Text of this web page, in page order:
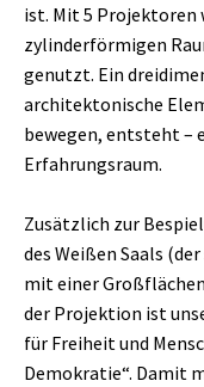
ist. Mit 5 Projektoren
zylinderförmigen
genutzt. Ein
architektonische
bewegen, entsteht –
Erfahrungsraum.
Zusätzlich zur
des Weißen Saals
mit einer
der Projektion ist
für Freiheit und
Demokratie“. Damit